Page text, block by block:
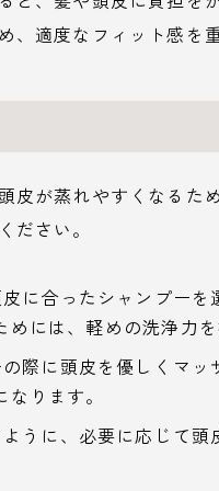
、適度なフィット感を
皮が蒸れやすくなるた
ださい。
に合ったシャンプーを
には、軽めの洗浄力
際に頭皮を優しくマッ
ります。
うに、必要に応じて